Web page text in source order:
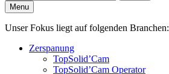
Menu
Unser Fokus liegt auf folgenden Branchen:
Zerspanung
TopSolid’Cam
TopSolid’Cam Operator